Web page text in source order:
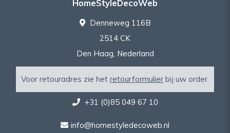
HomeStyleDecoWeb
Denneweg 116B
2514 CK
Den Haag, Nederland
Voor retouradres zie het retourformulier bij uw order.
+31 (0)85 049 67 10
info@homestyledecoweb.nl